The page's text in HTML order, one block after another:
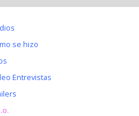
se hizo
Entrevistas